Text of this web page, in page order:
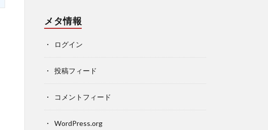
メタ情報
ログイン
投稿フィード
コメントフィード
WordPress.org